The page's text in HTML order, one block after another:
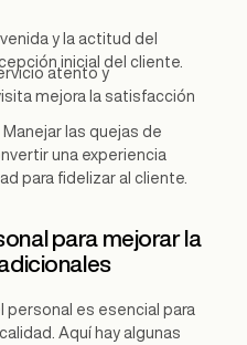
y la actitud del
inicial del cliente.
atento y
mejora la satisfacción
Manejar las quejas de
una experiencia
para fidelizar al cliente.
para mejorar la
personal es esencial para
Aquí hay algunas